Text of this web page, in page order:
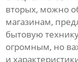
вторых, можно
магазинам,
бытовую
огромным, но
и